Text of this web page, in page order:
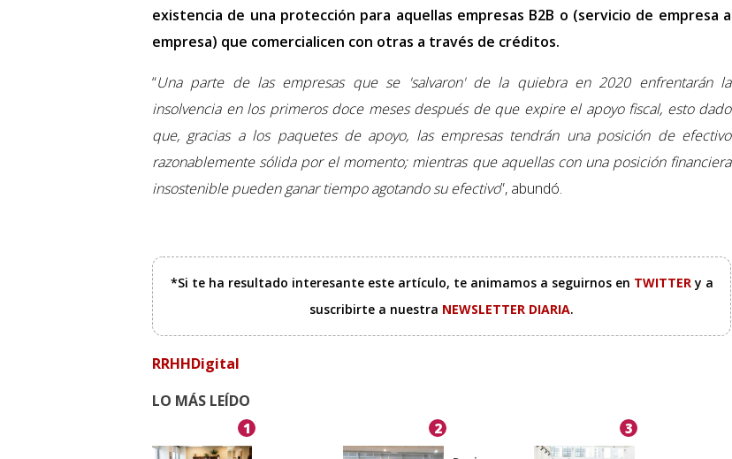
existencia de una protección para aquellas empresas B2B o (servicio de empresa a
empresa) que comercialicen con otras a través de créditos.
“Una parte de las empresas que se 'salvaron' de la quiebra en 2020 enfrentarán la
insolvencia en los primeros doce meses después de que expire el apoyo fiscal, esto dado
que, gracias a los paquetes de apoyo, las empresas tendrán una posición de efectivo
razonablemente sólida por el momento; mientras que aquellas con una posición financiera
insostenible pueden ganar tiempo agotando su efectivo”, abundó.
*Si te ha resultado interesante este artículo, te animamos a seguirnos en TWITTERy a
suscribirte a nuestra NEWSLETTER DIARIA.
RRHHDigital
LO MÁS LEÍDO
1 2 3